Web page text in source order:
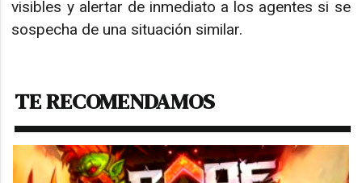
visibles y alertar de inmediato a los agentes si se
sospecha de una situación similar.
TE RECOMENDAMOS